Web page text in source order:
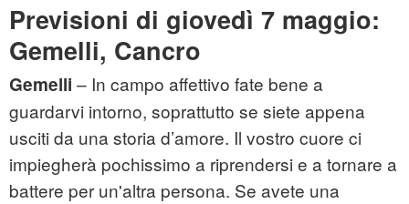
Previsioni di giovedì 7 maggio:
Gemelli, Cancro
Gemelli – In campo affettivo fate bene a
guardarvi intorno, soprattutto se siete appena
usciti da una storia d’amore. Il vostro cuore ci
impiegherà pochissimo a riprendersi e a tornare a
battere per un'altra persona. Se avete una